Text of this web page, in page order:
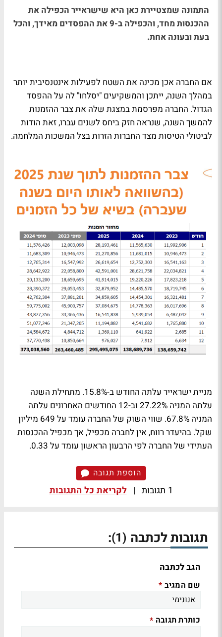
התמונה שמצטיירת כאן היא שישראייר הכפילה את
ההכנסות מחד, והכפילה ב-9 את ההפסדים מאידך, והכל
בעת ובעונה אחת.
אם החברה אכן מכינה את השטח לפעילות אינטנסיבית יותר
במהלך השנה, ייתכן והמשקיעים "יסלחו" לה על ההפסד
הגדול. החברה מפרסמת במצגת שלה את צבר ההזמנות
להמשך השנה, שנראה חזק ביחס לשנים עברו, זאת הודות
לביטולי הטיסות מצד החברות הזרות בצל המשכות המלחמה.
מניית ישראייר עלתה החודש ב-15.8%. מתחילת השנה
עלתה המניה 27.22% וב-12 החודשים האחרונים עלתה
המניה 67.8%. שווי השוק של החברה עומד על 649 מיליון
שקל. בהיעדר רווח, אין לחברה מכפיל, אך מכפיל ההכנסות
העתידי של החברה לפי הרבעון הראשון עומד על 0.33.
הוספת תגובה
1 תגובות | לקריאת כל התגובות
תגובות לכתבה (1)
:
הגב לכתבה
שם המגיב *
כותרת תגובה *